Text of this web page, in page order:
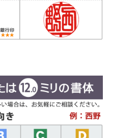
き上げることにより、屋久杉独特
級感溢れる光沢が出現しました。
かのような感さえあります。
木製印章の最高級品と言える存在
も上げてくれるやも知れません。
調高い印章としてよく使われま
れる由緒正しき書体です。彫刻を
ランスによって、書体サンプルと
左右の余白が広い場合や狭い場
で、ご希望があるお客様は備考
さい。